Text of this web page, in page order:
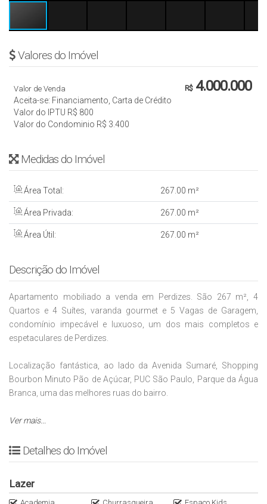
Valores do Imóvel
R$4.000.000
Valor de Venda
Aceita-se: Financiamento, Carta de Crédito
Valor do IPTU R$ 800
Valor do Condominio R$ 3.400
Medidas do Imóvel
Área Total: 267.00 m²
Área Privada: 267.00 m²
Área Útil: 267.00 m²
Descrição do Imóvel
Apartamento mobiliado a venda em Perdizes. São 267 m², 4
Quartos e 4 Suítes, varanda gourmet e 5 Vagas de Garagem,
condomínio impecável e luxuoso, um dos mais completos e
espetaculares de Perdizes.
Localização fantástica, ao lado da Avenida Sumaré, Shopping
Bourbon Minuto Pão de Açúcar, PUC São Paulo, Parque da Água
Branca, uma das melhores ruas do bairro.
A Imobiliária Italiana Consultoria é especialista em apartamentos
da Zona Oeste de São Paulo. Fale conosco WhatsApp
(11)95116.2558. Encontre as melhores opções no nosso
Ver mais...
Detalhes do Imóvel
Lazer